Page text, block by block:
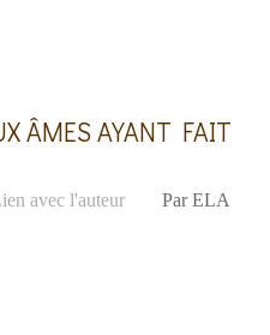
ÂMES AYANT FAIT
avec l'auteur Par ELA